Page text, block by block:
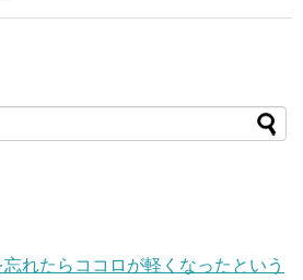
れたらココロが軽くなったという